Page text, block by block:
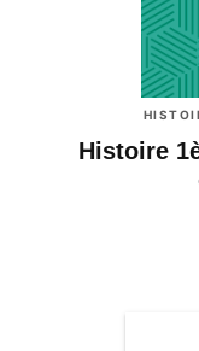
Histoire